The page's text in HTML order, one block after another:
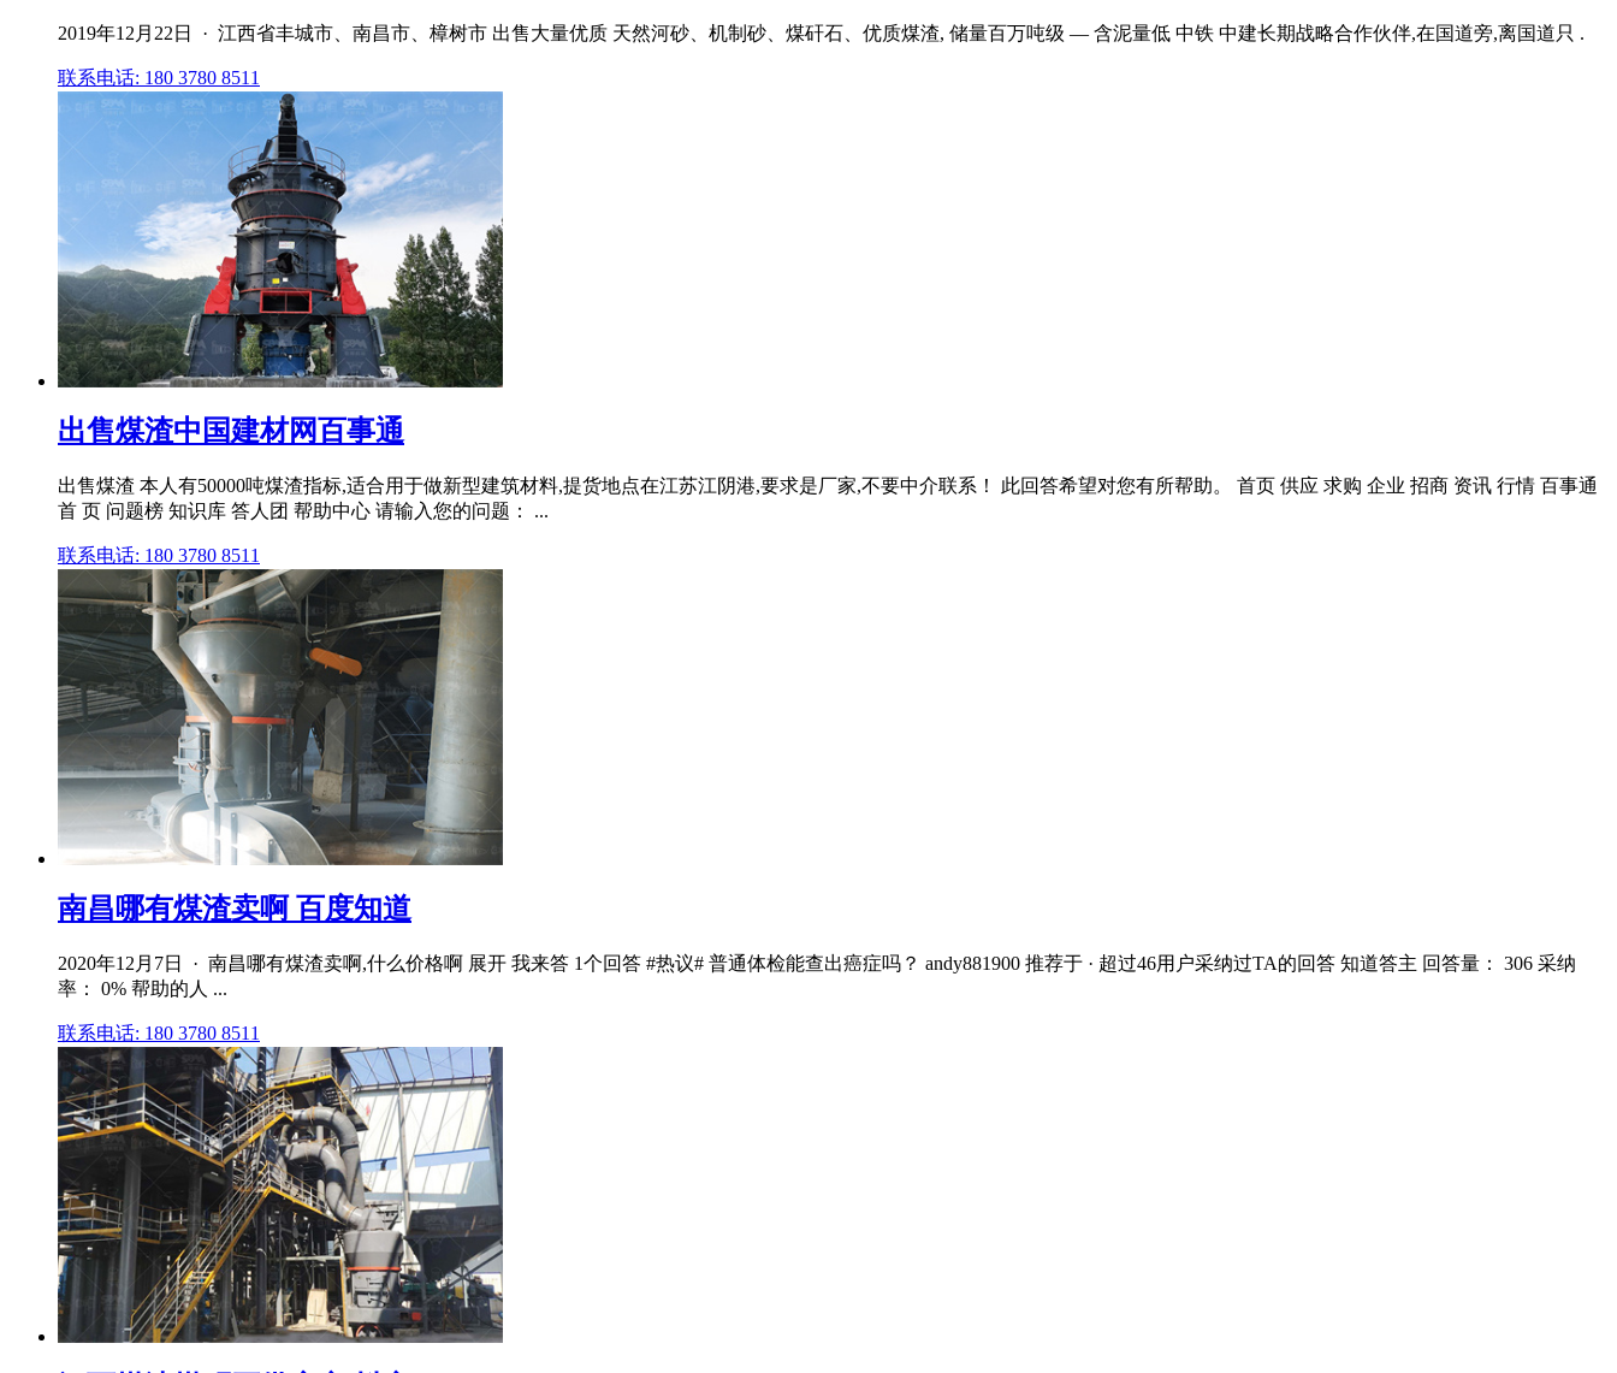
2019年12月22日 · 江西省丰城市、南昌市、樟树市 出售大量优质 天然河砂、机制砂、煤矸石、优质煤渣, 储量百万吨级 — 含泥量低 中铁 中建长期战略合作伙伴,在国道旁,离国道只 .
联系电话: 180 3780 8511
出售煤渣中国建材网百事通
出售煤渣 本人有50000吨煤渣指标,适合用于做新型建筑材料,提货地点在江苏江阴港,要求是厂家,不要中介联系！ 此回答希望对您有所帮助。 首页 供应 求购 企业 招商 资讯 行情 百事通
首 页 问题榜 知识库 答人团 帮助中心 请输入您的问题： ...
联系电话: 180 3780 8511
南昌哪有煤渣卖啊 百度知道
2020年12月7日 · 南昌哪有煤渣卖啊,什么价格啊 展开 我来答 1个回答 #热议# 普通体检能查出癌症吗？ andy881900 推荐于 · 超过46用户采纳过TA的回答 知道答主 回答量： 306 采纳
率： 0% 帮助的人 ...
联系电话: 180 3780 8511